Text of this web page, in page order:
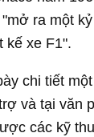
ra một
kế xe F1".
chi tiết
và tại văn
các kỹ